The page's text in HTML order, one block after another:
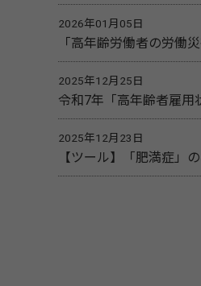
2026年01月05日
「高年齢労働者の労働
2025年12月25日
令和7年「高年齢者雇用
2025年12月23日
【ツール】「肥満症」